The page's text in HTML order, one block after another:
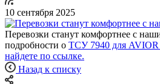
10 сентября 2025
Перевозки станут комфортнее с
подробности о ТСУ 7940 для
найдете по ссылке.
Назад к списку